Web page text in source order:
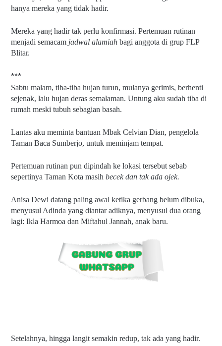
hanya mereka yang tidak hadir.
Mereka yang hadir tak perlu konfirmasi. Pertemuan rutinan
menjadi semacam jadwal alamiah bagi anggota di grup FLP
Blitar.
***
Sabtu malam, tiba-tiba hujan turun, mulanya gerimis, berhenti
sejenak, lalu hujan deras semalaman. Untung aku sudah tiba di
rumah meski tubuh sebagian basah.
Lantas aku meminta bantuan Mbak Celvian Dian, pengelola
Taman Baca Sumberjo, untuk meminjam tempat.
Pertemuan rutinan pun dipindah ke lokasi tersebut sebab
sepertinya Taman Kota masih becek dan tak ada ojek.
Anisa Dewi datang paling awal ketika gerbang belum dibuka,
menyusul Adinda yang diantar adiknya, menyusul dua orang
lagi: Ikla Harmoa dan Miftahul Jannah, anak baru.
Setelahnya, hingga langit semakin redup, tak ada yang hadir.